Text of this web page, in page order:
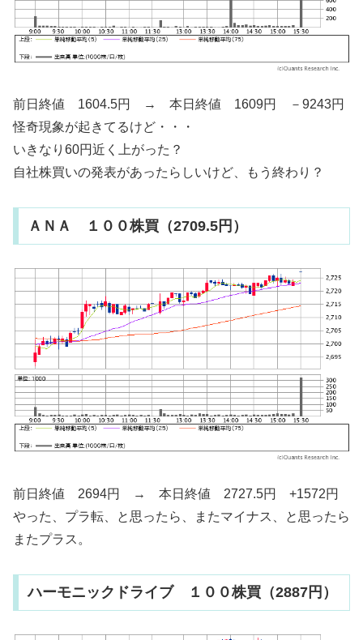
前日終値 1604.5円 → 本日終値 1609円 －9243円
怪奇現象が起きてるけど・・・
いきなり60円近く上がった？
自社株買いの発表があったらしいけど、もう終わり？
ＡＮＡ １００株買（2709.5円）
前日終値 2694円 → 本日終値 2727.5円 +1572円
やった、プラ転、と思ったら、またマイナス、と思ったら
またプラス。
ハーモニックドライブ １００株買（2887円）